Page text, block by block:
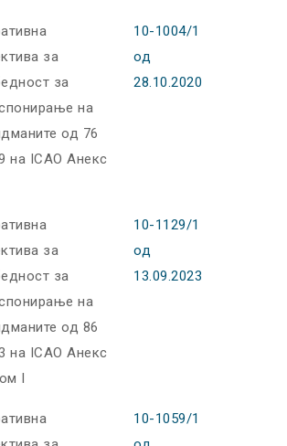
за
за
на
од 76
на ICAO Анекс
10-1004/1
од
28.10.2020
за
за
на
од 86
на ICAO Анекс
I
10-1129/1
од
13.09.2023
10-1059/1